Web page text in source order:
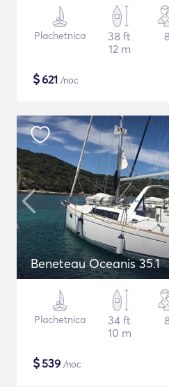
Plachetnica
38 ft
12 m
$621 /noc
Beneteau Oceanis 35.1
Plachetnica
34 ft
10 m
$539 /noc